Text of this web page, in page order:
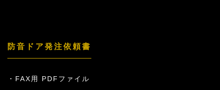
防音ドア発注依頼書
FAX用 PDFファイル